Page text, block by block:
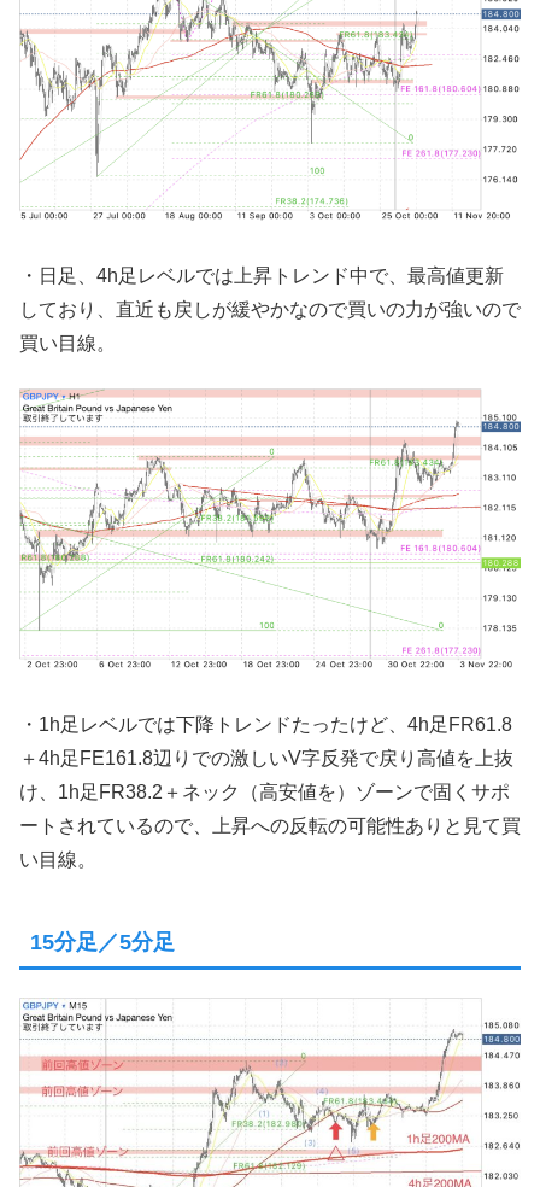
・日足、4h足レベルでは上昇トレンド中で、最高値更新
しており、直近も戻しが緩やかなので買いの力が強いので
買い目線。
・1h足レベルでは下降トレンドたったけど、4h足FR61.8
＋4h足FE161.8辺りでの激しいV字反発で戻り高値を上抜
け、1h足FR38.2＋ネック（高安値を）ゾーンで固くサポ
ートされているので、上昇への反転の可能性ありと見て買
い目線。
15分足／5分足